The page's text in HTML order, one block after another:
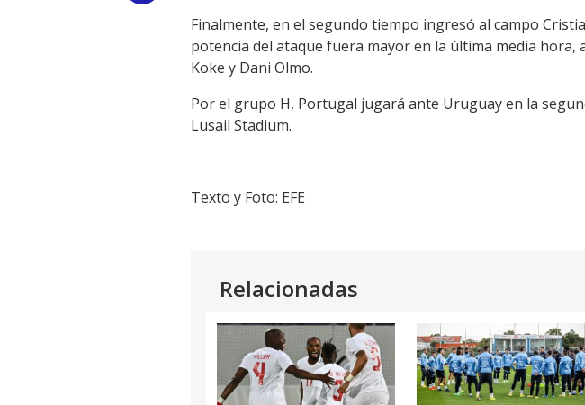
LinkFinalmente, en el segundo tiempo ingresó al campo
potencia del ataque fuera mayor en la última media hora,
Koke y Dani Olmo.
Por el grupo H, Portugal jugará ante Uruguay en la
Lusail Stadium.
Texto y Foto: EFE
Relacionadas